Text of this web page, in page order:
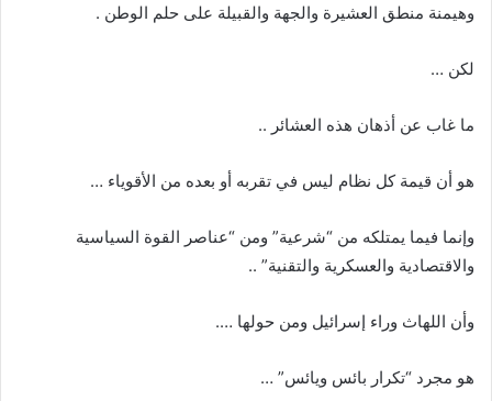
وهيمنة منطق العشيرة والجهة والقبيلة على حلم الوطن .
لكن …
ما غاب عن أذهان هذه العشائر ..
هو أن قيمة كل نظام ليس في تقربه أو بعده من الأقوياء …
وإنما فيما يمتلكه من “شرعية” ومن “عناصر القوة السياسية
والاقتصادية والعسكرية والتقنية” ..
وأن اللهاث وراء إسرائيل ومن حولها ….
هو مجرد “تكرار بائس ويائس” …